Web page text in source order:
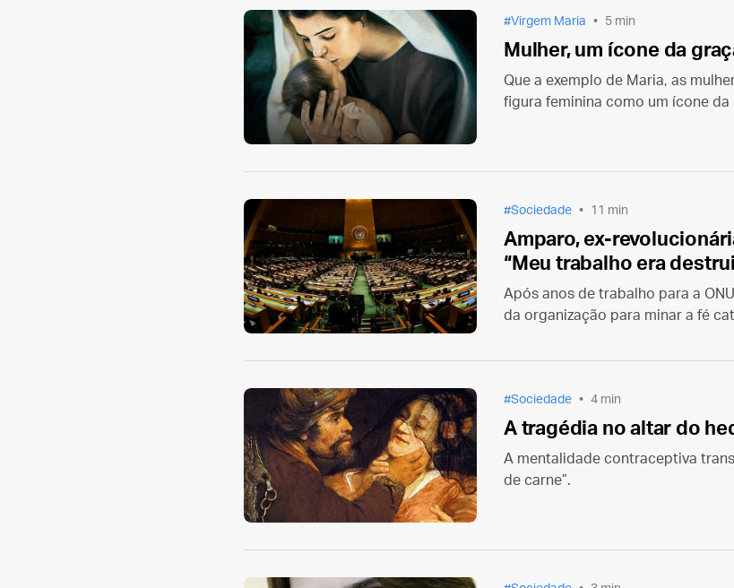
Virgem Maria 5 min
Mulher, um ícone da
Que a exemplo de Maria, as
figura feminina como um ícone da
Sociedade 11 min
Amparo, ex-
“Meu trabalho era
Após anos de trabalho para a
da organização para minar a fé
Sociedade 4 min
A tragédia no altar do
A mentalidade contraceptiva
de carne”.